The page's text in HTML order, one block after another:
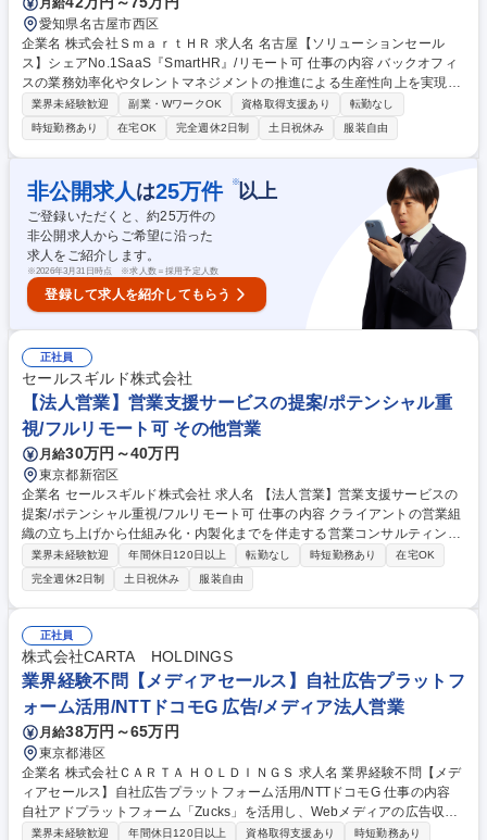
ート可
愛知県名古屋市西区
企業名 株式会社ＳｍａｒｔＨＲ 求人名 名古屋【ソリューションセール
ス】シェアNo.1SaaS『SmartHR』/リモート可 仕事の内容 バックオフィ
スの業務効率化やタレントマネジメントの推進による生産性向上を実現す
るSmartHRにて、初回商談～導入までのセールス業務を担当いただきま
す。 【業務内容】 ■インサイドセールスが初回商談まで獲得した見込み顧
客への提案および受注導入までのクロージング ■顧客の経営課題に紐づく
人事労務課題のヒアリングと解決策提示 ■SmartHRが提供している他サー
ビス（マルチプロダクト）を活用した業務効率化およびデータ活用提案 ■
企業の成長規模に応じた戦略立案と実行、PDCAによる改善 募集職種 名
古屋【ソリューションセールス】シェアNo.1SaaS『SmartHR』/リモート
可
業界未経験歓迎 副業・WワークOK 資格取得支援あり
転勤なし
時短勤務あり
在宅OK 完全週休2日制 土日祝休み 服装自由
非公開求人 は25万件 ※以上
ご登録いただくと、約25万件の
非公開求人からご希望に沿った
求人をご紹介します。
※2026年3月31日時点 ※求人数＝採用予定人数
登録して求人を紹介してもらう
正社員
セールスギルド株式会社
【法人営業】営業支援サービスの提案/ポテンシャル重
視/フルリモート可 その他営業
月給30万円～40万円
東京都新宿区
企業名 セールスギルド株式会社 求人名 【法人営業】営業支援サービスの
提案/ポテンシャル重視/フルリモート可 仕事の内容 クライアントの営業組
織の立ち上げから仕組み化・内製化までを伴走する営業コンサルティング
サービス「SALES GUILD」を提供する当社にて、サービスの契約獲得に
向けた法人営業をお任せします。 【具体的には】営業に課題を感じている
中小企業の経営者や大手企業の営業部長、事業部長といったお客様に対し
て、弊社の営業コンサルティングサービスおよび営業代行サービスにおけ
るアポ創出→商談→提案見積り提示→クロージングまで一気通貫で営業活
動をお任せします。 お客様の獲得は架電や展示会(年4～5回)、HP問い合
わせ等から獲得し、サービスの契約獲得を目指していきます。 募集職種
【法人営業】営業支援サービスの提案/ポテンシャル重視/フルリモート可
業界未経験歓迎 年間休日120日以上 転勤なし 時短勤務あり
在宅OK
完全週休2日制
土日祝休み 服装自由
正社員
株式会社CARTA HOLDINGS
業界経験不問【メディアセールス】自社広告プラットフ
ォーム活用/NTTドコモG 広告/メディア法人営業
月給38万円～65万円
東京都港区
企業名 株式会社ＣＡＲＴＡ ＨＯＬＤＩＮＧＳ 求人名 業界経験不問【メデ
ィアセールス】自社広告プラットフォーム活用/NTTドコモG 仕事の内容
自社アドプラットフォーム「Zucks」を活用し、Webメディアの広告収益
最大化を支援。データ分析をもとに企画提案から運用改善まで担うコンサ
業界未経験歓迎 年間休日120日以上 資格取得支援あり
時短勤務あり